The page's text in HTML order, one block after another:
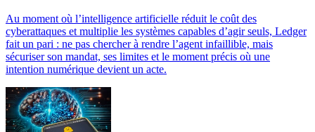
Au moment où l’intelligence artificielle réduit le coût des
cyberattaques et multiplie les systèmes capables d’agir seuls, Ledger
fait un pari : ne pas chercher à rendre l’agent infaillible, mais
sécuriser son mandat, ses limites et le moment précis où une
intention numérique devient un acte.